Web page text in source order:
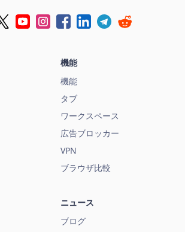
機能
機能
タブ
ワークスペース
広告ブロッカー
VPN
ブラウザ比較
ニュース
ブログ